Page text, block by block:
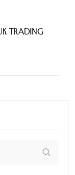
Trading